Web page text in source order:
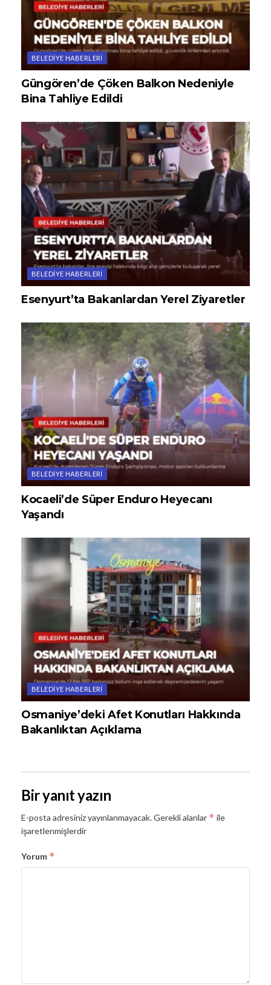
BELEDIYE HABERLERI
Güngören’de Çöken Balkon Nedeniyle
Bina Tahliye Edildi
BELEDIYE HABERLERI
Esenyurt’ta Bakanlardan Yerel Ziyaretler
BELEDIYE HABERLERI
Kocaeli’de Süper Enduro Heyecanı
Yaşandı
BELEDIYE HABERLERI
Osmaniye’deki Afet Konutları Hakkında
Bakanlıktan Açıklama
Bir yanıt yazın
E-posta adresiniz yayınlanmayacak.Gerekli alanlar * ile
işaretlenmişlerdir
Yorum *